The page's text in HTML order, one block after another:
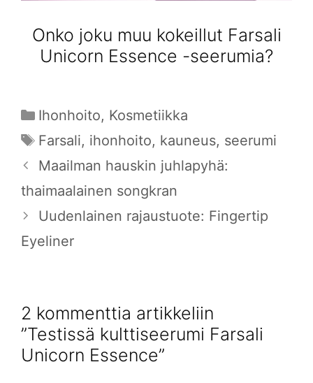
Onko joku muu kokeillut Farsali
Unicorn Essence -seerumia?
Kategoriat
Ihonhoito, Kosmetiikka
Avainsanat
Farsali, ihonhoito, kauneus, seerumi
Maailman hauskin juhlapyhä:
thaimaalainen songkran
Uudenlainen rajaustuote: Fingertip
Eyeliner
2 kommenttia artikkeliin
”Testissä kulttiseerumi Farsali
Unicorn Essence”